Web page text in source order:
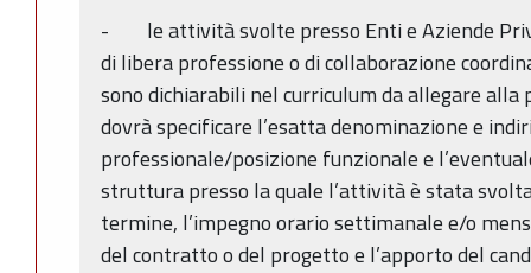
- le attività svolte presso Enti e Aziende
di libera professione o di collaborazione
sono dichiarabili nel curriculum da allegare alla
dovrà specificare l’esatta denominazione e
professionale/posizione funzionale e
struttura presso la quale l’attività è stata
termine, l’impegno orario settimanale e/o
del contratto o del progetto e l’apporto del